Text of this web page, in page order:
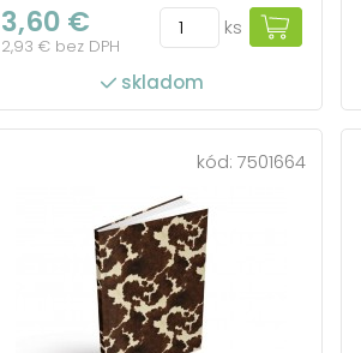
3,60 €
2,93 € bez DPH
ks
skladom
kód: 7501664